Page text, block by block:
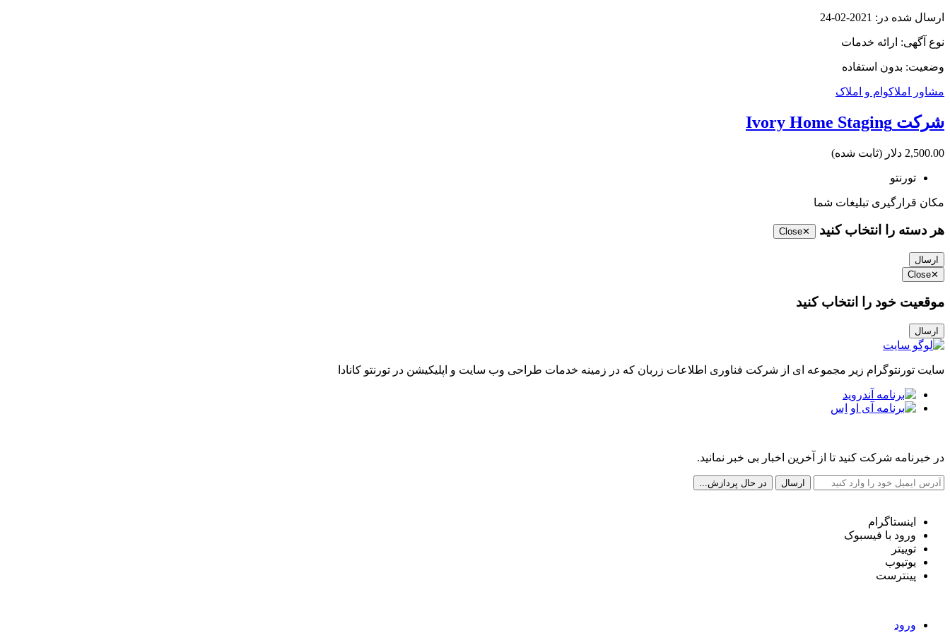
ارسال شده در: 2021-02-24
نوع آگهی: ارائه خدمات
وضعیت: بدون استفاده
مشاور املاکوام و املاک
شرکت Ivory Home Staging
2,500.00 دلار (ثابت شده)
تورنتو
مکان قرارگیری تبلیغات شما
هر دسته را انتخاب کنید ✕
Close
ارسال
✕
Close
موقعیت خود را انتخاب کنید
ارسال
سایت تورنتوگرام زیر مجموعه ای از شرکت فناوری اطلاعات زربان که در زمینه خدمات طراحی وب سایت و اپلیکیشن در تورنتو کانادا
در خبرنامه شرکت کنید تا از آخرین اخبار بی خبر نمانید.
اینستاگرام
ورود با فیسبوک
توییتر
یوتیوب
پینترست
ورود